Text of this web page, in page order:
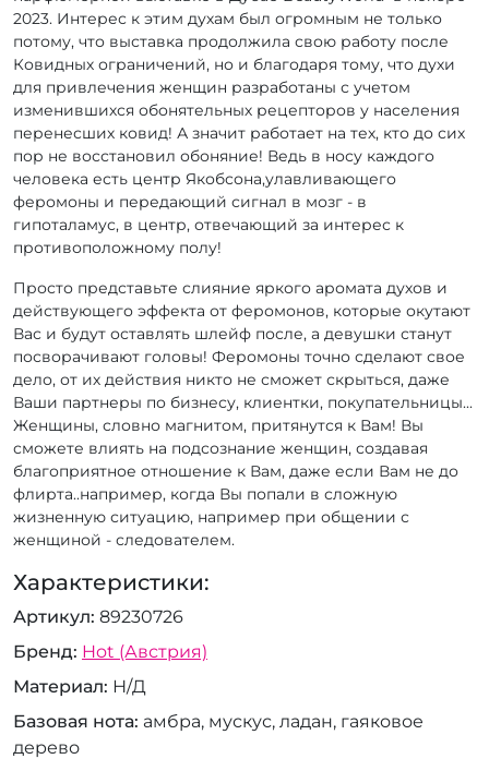
2023. Интерес к этим духам был огромным не только
потому, что выставка продолжила свою работу после
Ковидных ограничений, но и благодаря тому, что духи
для привлечения женщин разработаны с учетом
изменившихся обонятельных рецепторов у населения
перенесших ковид! А значит работает на тех, кто до сих
пор не восстановил обоняние! Ведь в носу каждого
человека есть центр Якобсона,улавливающего
феромоны и передающий сигнал в мозг - в
гипоталамус, в центр, отвечающий за интерес к
противоположному полу!
Просто представьте слияние яркого аромата духов и
действующего эффекта от феромонов, которые окутают
Вас и будут оставлять шлейф после, а девушки станут
посворачивают головы! Феромоны точно сделают свое
дело, от их действия никто не сможет скрыться, даже
Ваши партнеры по бизнесу, клиентки, покупательницы...
Женщины, словно магнитом, притянутся к Вам! Вы
сможете влиять на подсознание женщин, создавая
благоприятное отношение к Вам, даже если Вам не до
флирта..например, когда Вы попали в сложную
жизненную ситуацию, например при общении с
женщиной - следователем.
Характеристики:
Артикул 89230726
Бренд Hot (Австрия)
Материал Н/Д
Базовая нота амбра, мускус, ладан, гаяковое
дерево